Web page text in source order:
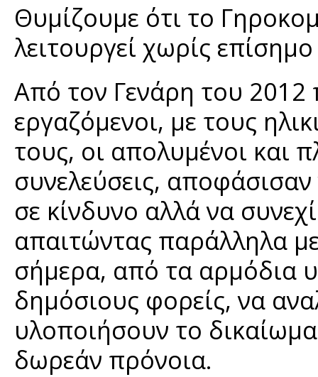
Θυμίζουμε ότι το
λειτουργεί χωρίς
Από τον Γενάρη του
εργαζόμενοι, με τους
τους, οι απολυμένοι και
συνελεύσεις,
σε κίνδυνο αλλά να
απαιτώντας παράλληλα
σήμερα, από τα αρμόδια
δημόσιους φορείς, να
υλοποιήσουν το
δωρεάν πρόνοια.